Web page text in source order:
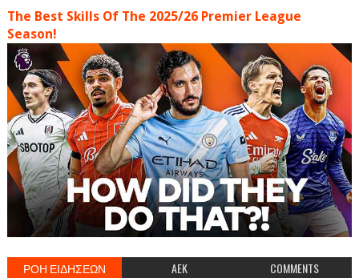
The Best Skills Of The 2025/26 Premier League
Season!
ΡΟΗ ΕΙΔΗΣΕΩΝ AEK COMMENTS